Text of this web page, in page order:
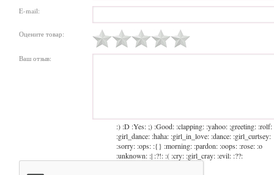
E-mail:
Оцените товар:
Ваш отзыв:
:) :D :Yes: ;) :Good: :clapping: :yahoo: ;greeting: :rolf:
:girl_dance: :haha: :girl_in_love: :dance: :girl_curtsey:
:sorry: :ops: :{} :morning: :pardon: :oops: :rose: :o
:unknown: :| :?!: :( :cry: :girl_cray: :evil: :??: